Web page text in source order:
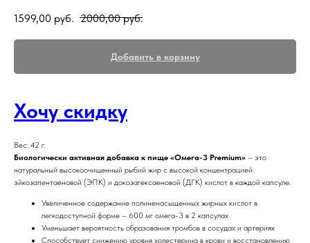
1599,00 руб. 2000,00 руб.
Добавить в корзину
Хочу скидку
Вес: 42 г.
Биологически активная добавка к пище «Омега-3 Premium» – это
натуральный высокоочищенный рыбий жир с высокой концентрацией
эйкозапентаеновой (ЭПК) и докозагексаеновой (ДГК) кислот в каждой капсуле.
Увеличенное содержание полиненасыщенных жирных кислот в
легкодоступной форме – 600 мг омега-3 в 2 капсулах
Уменьшает вероятность образования тромбов в сосудах и артериях
Способствует снижению уровня холестерина в крови и восстановлению